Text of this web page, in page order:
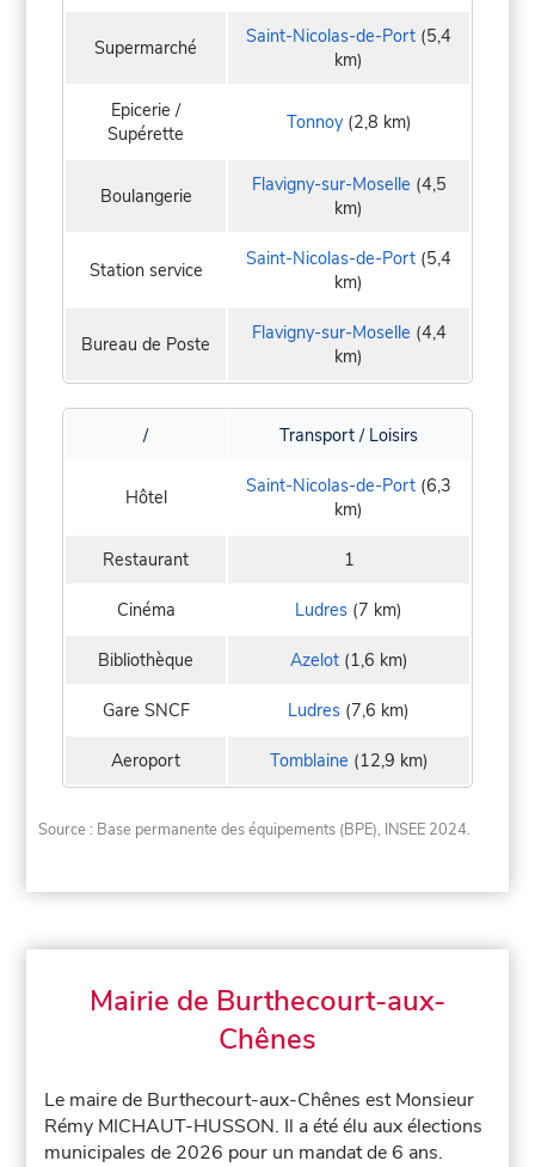
Supermarché Saint-Nicolas-de-Port (5,4
km)
Epicerie /
Supérette
Tonnoy(2,8 km)
Boulangerie Flavigny-sur-Moselle (4,5
km)
Station service Saint-Nicolas-de-Port (5,4
km)
Bureau de Poste Flavigny-sur-Moselle (4,4
km)
/ Transport / Loisirs
Hôtel Saint-Nicolas-de-Port (6,3
km)
Restaurant 1
Cinéma Ludres (7 km)
Bibliothèque Azelot(1,6 km)
Gare SNCF Ludres (7,6 km)
Aeroport Tomblaine (12,9 km)
Source : Base permanente des équipements (BPE), INSEE 2024.
Mairie de Burthecourt-aux-
Chênes
Le maire de Burthecourt-aux-Chênes est Monsieur
Rémy MICHAUT-HUSSON. Il a été élu aux élections
municipales de 2026 pour un mandat de 6 ans.